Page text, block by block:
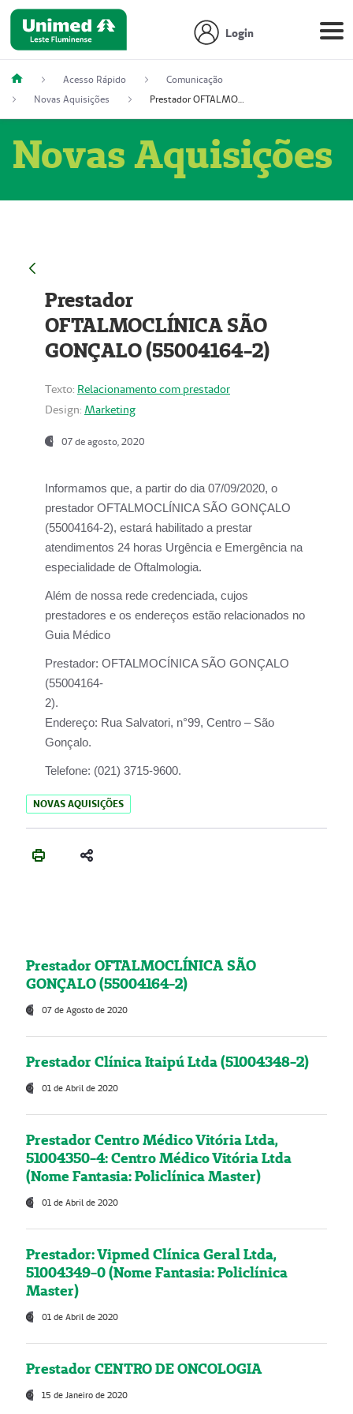
Login
Acesso Rápido
Comunicação
Novas Aquisições
Prestador OFTALMOCLÍNICA SÃO GONÇALO (55004164-2)
Novas Aquisições
Prestador
OFTALMOCLÍNICA SÃO
GONÇALO (55004164-2)
Texto: Relacionamento com prestador
Design: Marketing
07 de agosto, 2020
Informamos que, a partir do dia07/09/2020, o
prestador OFTALMOCLÍNICA SÃO GONÇALO
(55004164-2), estará habilitado a prestar
atendimentos 24 horas Urgência e Emergência na
especialidade de Oftalmologia.
Além de nossa rede credenciada, cujos
prestadores e os endereços estão relacionados no
Guia Médico
Prestador: OFTALMOCÍNICA SÃO GONÇALO
(55004164-
2).
Endereço: Rua Salvatori, n°99, Centro – São
Gonçalo.
Telefone: (021) 3715-9600.
NOVAS AQUISIÇÕES
Prestador OFTALMOCLÍNICA SÃO
GONÇALO (55004164-2)
07 de Agosto de 2020
Prestador Clínica Itaipú Ltda (51004348-2)
01 de Abril de 2020
Prestador Centro Médico Vitória Ltda,
51004350-4: Centro Médico Vitória Ltda
(Nome Fantasia: Policlínica Master)
01 de Abril de 2020
Prestador: Vipmed Clínica Geral Ltda,
51004349-0 (Nome Fantasia: Policlínica
Master)
01 de Abril de 2020
Prestador CENTRO DE ONCOLOGIA
15 de Janeiro de 2020